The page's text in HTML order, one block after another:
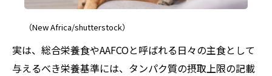
（New Africa/shutterstock）
実は、総合栄養食やAAFCOと呼ばれる日々の主食として
与えるべき栄養基準には、タンパク質の摂取上限の記載